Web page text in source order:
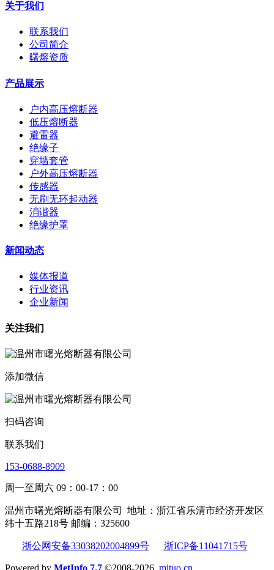
关于我们
联系我们
公司简介
曙熔资质
产品展示
户内高压熔断器
低压熔断器
避雷器
绝缘子
穿墙套管
户外高压熔断器
传感器
无刷无环起动器
消谐器
绝缘护罩
新闻动态
媒体报道
行业资讯
企业新闻
关注我们
添加微信
扫码咨询
联系我们
153-0688-8909
周一至周六 09：00-17：00
温州市曙光熔断器有限公司
地址：浙江省乐清市经济开发区
纬十五路218号 邮编：325600
浙公网安备33038202004899号 浙ICP备11041715号
Powered by MetInfo 7.7 ©2008-2026 mituo.cn